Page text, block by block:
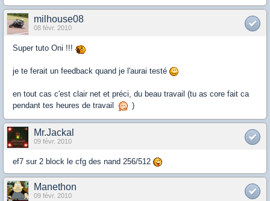
milhouse08
08 févr. 2010
Super tuto Oni !!!
je te ferait un feedback quand je l'aurai testé
en tout cas c'est clair net et préci, du beau travail (tu as core fait ca
pendant tes heures de travail
)
Mr.Jackal
09 févr. 2010
ef7 sur 2 block le cfg des nand 256/512
Manethon
09 févr. 2010